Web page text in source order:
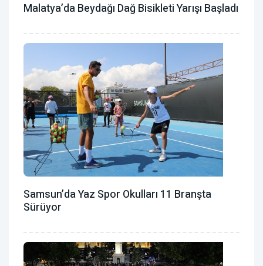
Malatya’da Beydağı Dağ Bisikleti Yarışı Başladı
Samsun’da Yaz Spor Okulları 11 Branşta
Sürüyor